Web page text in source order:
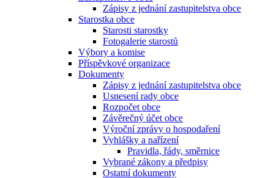
Zápisy z jednání zastupitelstva obce
Starostka obce
Starosti starostky
Fotogalerie starostů
Výbory a komise
Příspěvkové organizace
Dokumenty
Zápisy z jednání zastupitelstva obce
Usnesení rady obce
Rozpočet obce
Závěrečný účet obce
Výroční zprávy o hospodaření
Vyhlášky a nařízení
Pravidla, řády, směrnice
Vybrané zákony a předpisy
Ostatní dokumenty